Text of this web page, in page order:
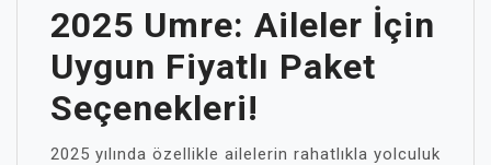
2025 Umre: Aileler İçin
Uygun Fiyatlı Paket
Seçenekleri!
2025 yılında özellikle ailelerin rahatlıkla yolculuk